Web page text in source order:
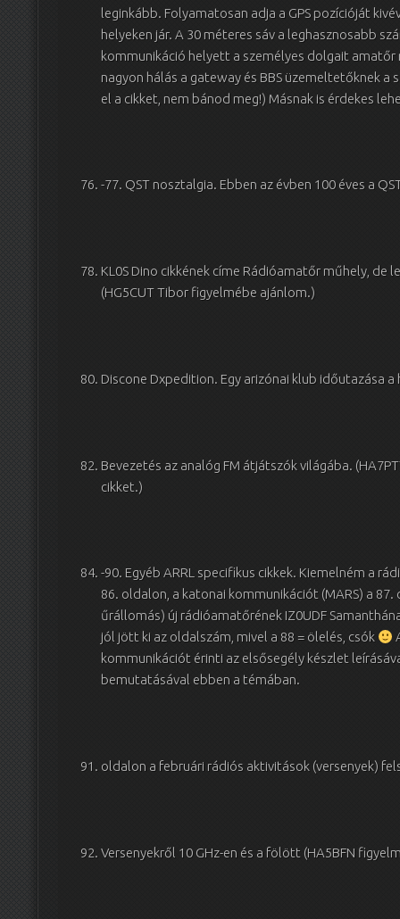
leginkább. Folyamatosan adja a GPS pozícióját
helyeken jár. A 30 méteres sáv a leghasznosabb
kommunikáció helyett a személyes dolgait amatőr
nagyon hálás a gateway és BBS üzemeltetőknek
el a cikket, nem bánod meg!) Másnak is érdekes
-77. QST nosztalgia. Ebben az évben 100 éves a
KL0S Dino cikkének címe Rádióamatőr műhely, de
(HG5CUT Tibor figyelmébe ajánlom.)
Discone Dxpedition. Egy arizónai klub időutazása
Bevezetés az analóg FM átjátszók világába.
cikket.)
-90. Egyéb ARRL specifikus cikkek. Kiemelném a
86. oldalon, a katonai kommunikációt (MARS) a 87.
űrállomás) új rádióamatőrének IZ0UDF
jól jött ki az oldalszám, mivel a 88 = ölelés, csók
kommunikációt érinti az elsősegély készlet
bemutatásával ebben a témában.
oldalon a februári rádiós aktivitások (versenyek)
Versenyekről 10 GHz-en és a fölött (HA5BFN